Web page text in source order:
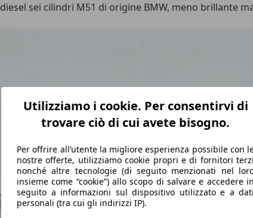
Utilizziamo i cookie. Per consentirvi di
trovare ciò di cui avete bisogno.
Per offrire all’utente la migliore esperienza possibile con
nostre offerte, utilizziamo cookie propri e di fornitori terzi
nonché altre tecnologie (di seguito menzionati nel
insieme come “cookie”) allo scopo di salvare e accedere in
seguito a informazioni sul dispositivo utilizzato e a dati
personali (tra cui gli indirizzi IP).
diesel sei cilindri M51 di origine BMW, meno brillante